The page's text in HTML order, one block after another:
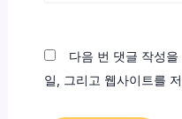
다음 번 댓글 작성
일, 그리고 웹사이트를